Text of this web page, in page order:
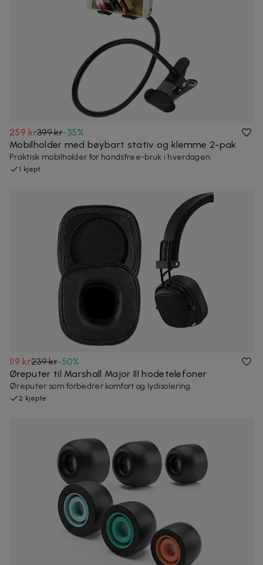
259 kr399 kr-35%
Mobilholder med bøybart stativ og klemme 2-pak
Praktisk mobilholder for handsfree-bruk i hverdagen.
1 kjøpt
119 kr239 kr-50%
Øreputer til Marshall Major III hodetelefoner
Øreputer som forbedrer komfort og lydisolering.
2 kjøpte